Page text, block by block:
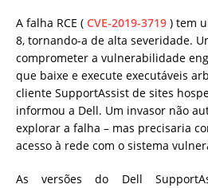
A falha RCE ( CVE-2019-3719 ) tem
8, tornando-a de alta severidade.
comprometer a vulnerabilidade
que baixe e execute executáveis
cliente SupportAssist de sites
informou a Dell. Um invasor não
explorar a falha – mas precisaria
acesso à rede com o sistema
As versões do Dell